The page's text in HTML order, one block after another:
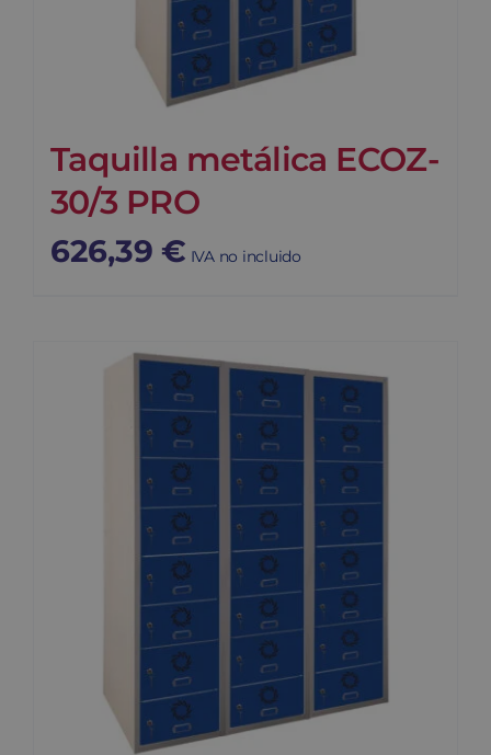
Taquilla metálica ECOZ-
30/3 PRO
626,39 € IVA no incluido